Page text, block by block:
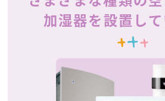
加湿器を設置し